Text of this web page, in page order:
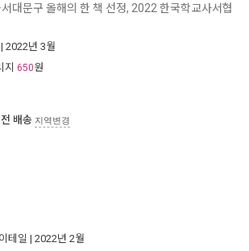
대문구 올해의 한 책 선정, 2022 한국학교사서협
| 2022년 3월
지 650원
배송 지역변경
테일 | 2022년 2월